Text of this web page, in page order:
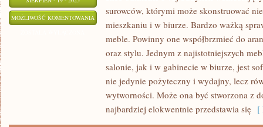
MOŻLIWOŚĆ KOMENTOWANIA
surowców, którymi może skonstruować
mieszkaniu i w biurze. Bardzo ważką
meble. Powinny one współbrzmieć do
oraz stylu. Jednym z najistotniejszych
salonie, jak i w gabinecie w biurze, jest
nie jedynie pożyteczny i wydajny, lecz
wytworności. Może ona być stworzona z
najbardziej elokwentnie przedstawia się [